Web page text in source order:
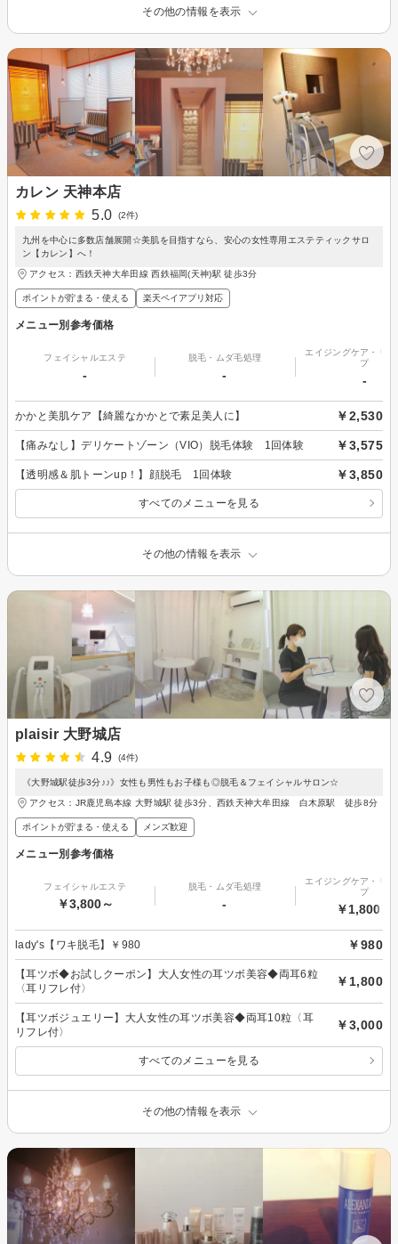
その他の情報を表示
カレン 天神本店
5.0
(2件)
九州を中心に多数店舗展開☆美肌を目指すなら、安心の女性専用エステティックサロ
ン【カレン】へ！
アクセス：西鉄天神大牟田線 西鉄福岡(天神)駅 徒歩3分
ポイントが貯まる・使える 楽天ペイアプリ対応
メニュー別参考価格
フェイシャルエステ
-
脱毛・ムダ毛処理
-
エイジングケア・リ
プ
-
かかと美肌ケア【綺麗なかかとで素足美人に】 ￥2,530
【痛みなし】デリケートゾーン（VIO）脱毛体験 1回体験 ￥3,575
【透明感＆肌トーンup！】顔脱毛 1回体験 ￥3,850
すべてのメニューを見る
その他の情報を表示
plaisir 大野城店
4.9
(4件)
《大野城駅徒歩3分♪♪》女性も男性もお子様も◎脱毛＆フェイシャルサロン☆
アクセス：JR鹿児島本線 大野城駅 徒歩3分、西鉄天神大牟田線 白木原駅 徒歩8分
ポイントが貯まる・使える メンズ歓迎
メニュー別参考価格
フェイシャルエステ
￥3,800～
脱毛・ムダ毛処理
-
エイジングケア・リ
プ
￥1,800～
lady's【ワキ脱毛】￥980 ￥980
【耳ツボ◆お試しクーポン】大人女性の耳ツボ美容◆両耳6粒
〈耳リフレ付〉
￥1,800
【耳ツボジュエリー】大人女性の耳ツボ美容◆両耳10粒〈耳
リフレ付〉
￥3,000
すべてのメニューを見る
その他の情報を表示